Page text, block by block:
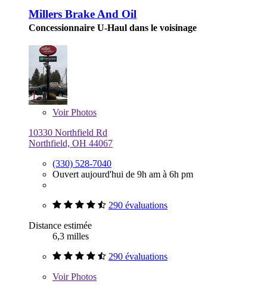
Millers Brake And Oil
Concessionnaire U-Haul dans le voisinage
VoirPhotos
10330 Northfield Rd
Northfield, OH 44067
(330) 528-7040
Ouvert aujourd'hui de 9h am à 6h pm
290 évaluations
Distance estimée
6,3 milles
290 évaluations
VoirPhotos